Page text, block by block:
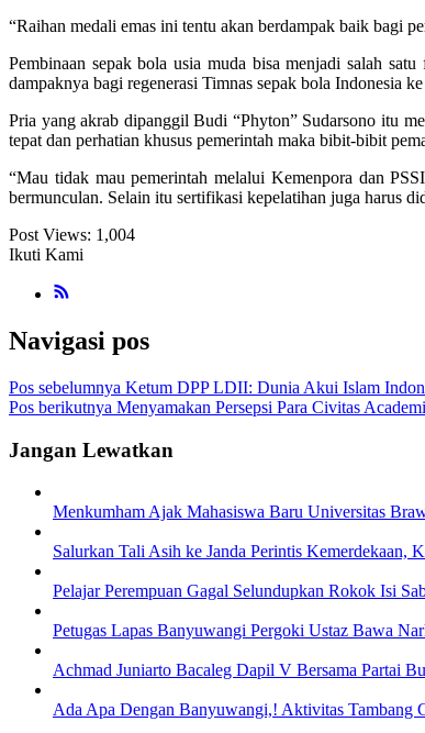
“Raihan medali emas ini tentu akan berdampak baik bagi
Pembinaan sepak bola usia muda bisa menjadi salah
dampaknya bagi regenerasi Timnas sepak bola Indonesia
Pria yang akrab dipanggil Budi “Phyton” Sudarsono itu
tepat dan perhatian khusus pemerintah maka bibit-bibit
“Mau tidak mau pemerintah melalui Kemenpora dan
bermunculan. Selain itu sertifikasi kepelatihan juga harus
Post Views: 1,004
Ikuti Kami
Navigasi pos
Pos sebelumnya Ketum DPP LDII: Dunia Akui Islam
Pos berikutnya Menyamakan Persepsi Para Civitas
Jangan Lewatkan
Menkumham Ajak Mahasiswa Baru Universitas
Salurkan Tali Asih ke Janda Perintis Kemerdekaan,
Pelajar Perempuan Gagal Selundupkan Rokok Isi
Petugas Lapas Banyuwangi Pergoki Ustaz Bawa
Achmad Juniarto Bacaleg Dapil V Bersama Partai
Ada Apa Dengan Banyuwangi,! Aktivitas Tambang